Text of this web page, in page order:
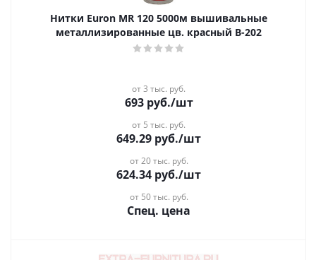
Нитки Euron MR 120 5000м вышивальные
металлизированные цв. красный B-202
от 3 тыс. руб.
693руб./шт
от 5 тыс. руб.
649.29 руб./шт
от 20 тыс. руб.
624.34 руб./шт
от 50 тыс. руб.
Спец. цена